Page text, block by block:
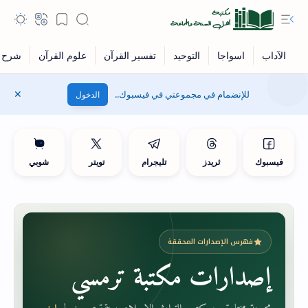
للإنضمام في مجموعتي في فيسبوك.. الدخول
فيسبوك ثريدز تليجرام تويتر شوبي
فهرس الإصدارات المحققة
إصدارات مكتبة ترمسي